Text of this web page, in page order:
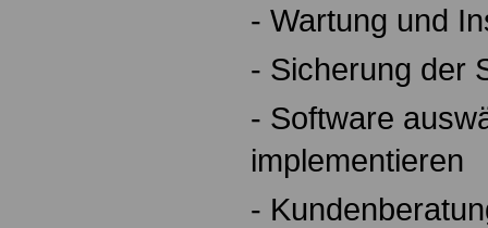
- Wartung und
- Sicherung der
- Software
implementieren
-